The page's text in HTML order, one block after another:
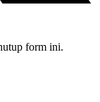
form ini.